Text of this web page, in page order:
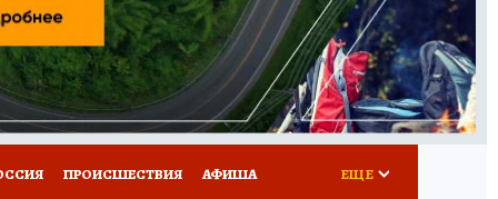
ПРОИСШЕСТВИЯ АФИША ЕЩЕ